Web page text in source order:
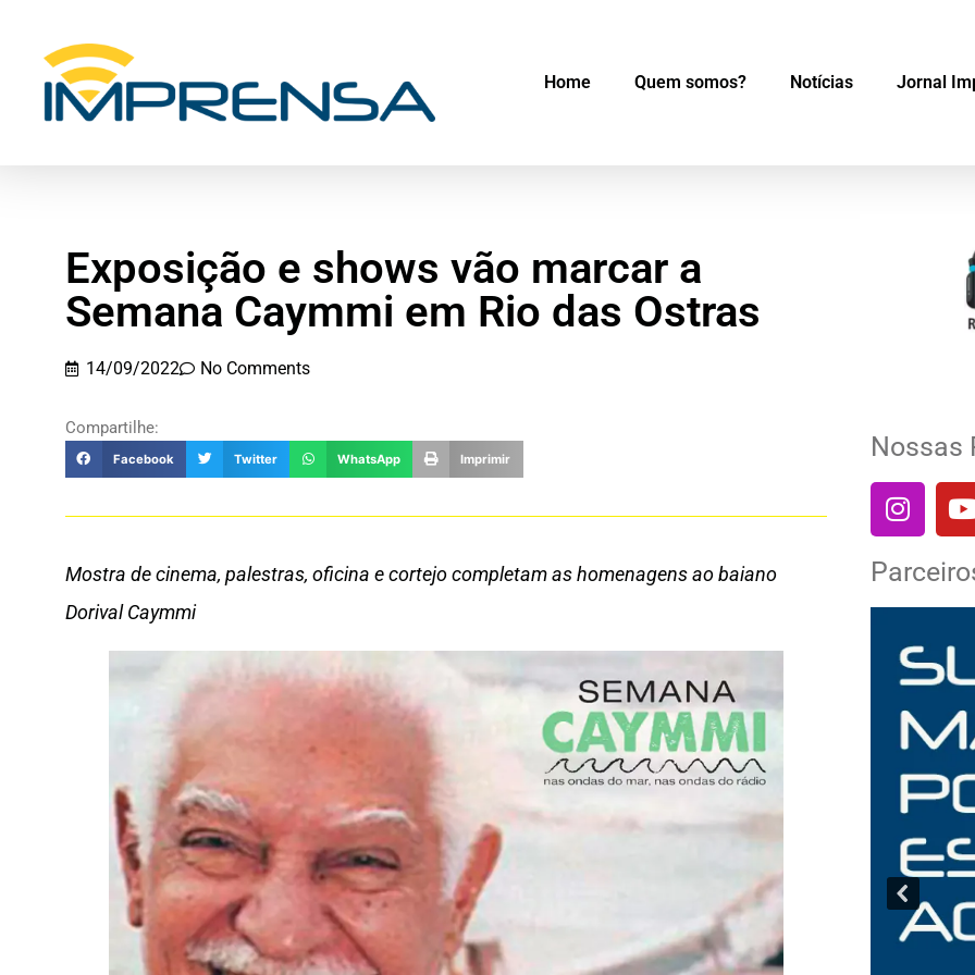
Home Quem somos? Notícias Jornal
Exposição e shows vão marcar a
Semana Caymmi em Rio das Ostras
14/09/2022 No Comments
Compartilhe:
Facebook Twitter WhatsApp Imprimir
Mostra de cinema, palestras, oficina e cortejo completam as homenagens ao baiano
Dorival Caymmi
Nossas